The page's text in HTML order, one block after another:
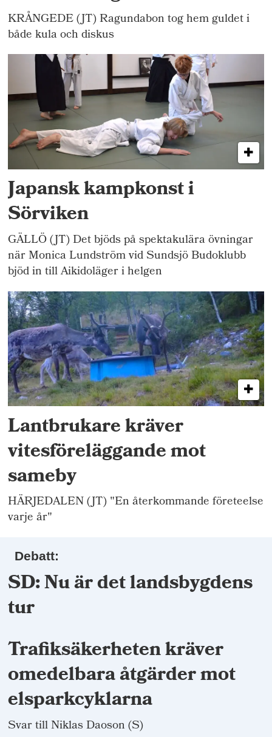
KRÅNGEDE (JT) Ragundabon tog hem guldet i
både kula och diskus
Japansk kampkonst i
Sörviken
GÄLLÖ (JT) Det bjöds på spektakulära övningar
när Monica Lundström vid Sundsjö Budoklubb
bjöd in till Aikidoläger i helgen
Lantbrukare kräver
vitesföreläggande mot
sameby
HÄRJEDALEN (JT) "En återkommande företeelse
varje år"
Debatt:
SD: Nu är det landsbygdens
tur
Trafiksäkerheten kräver
omedelbara åtgärder mot
elsparkcyklarna
Svar till Niklas Daoson (S)